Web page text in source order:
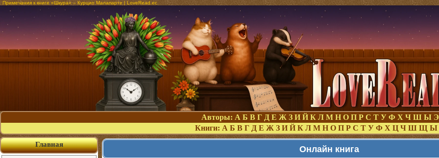
Примечания к книге «Шкура» – Курцио Малапарте | LoveRead.ec
Авторы: А Б В Г Д Е Ж З И Й К Л М Н О П Р С Т У Ф Х Ч Ш Ы Э
Книги: А Б В Г Д Е Ж З И Й К Л М Н О П Р С Т У Ф Х Ц Ч Ш Щ Ы
Онлайн книга
Главная